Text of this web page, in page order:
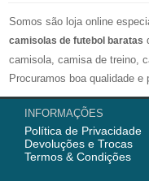
Somos são loja online
camisolas de futebol baratas
camisola, camisa de treino,
Procuramos boa qualidade
futebol personalizadas.
espectativas com esta Loja
Nós semrpe fornecemod
INFORMAÇÕES
Política de Privacidade
Devoluções e Trocas
Termos & Condições